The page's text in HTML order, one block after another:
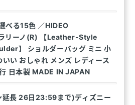
べる15色 ／HIDEO
リーノ(R) 【Leather-Style
】 ショルダーバッグ ミニ 小
い おしゃれ メンズ レディース
日本製 MADE IN JAPAN
延長 26日23:59まで)ディズニー